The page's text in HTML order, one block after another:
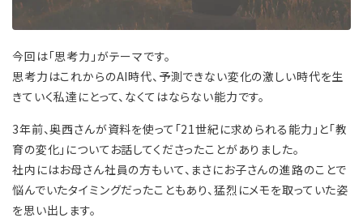
今回は「思考力」がテーマです。
思考力はこれからのAI時代、予測できない変化の激しい時代を生
きていく私達にとって、なくてはならない能力です。
3年前、奥西さんが資料を使って「21世紀に求められる能力」と「教
育の変化」についてお話してくださったことがありました。
社内にはお母さん社員の方もいて、まさにお子さんの進路のことで
悩んでいたタイミングだったこともあり、猛烈にメモを取っていた姿
を思い出します。